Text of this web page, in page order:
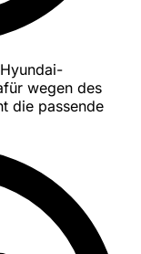
wegen des
die passende